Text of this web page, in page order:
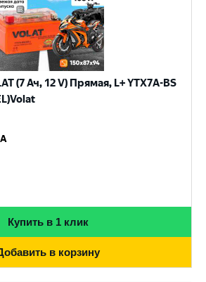
(7 Ач, 12 V) Прямая, L+ YTX7A-BS
Купить в 1 клик
в корзину